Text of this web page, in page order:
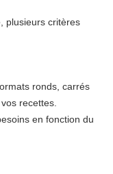
plusieurs critères
ronds, carrés
recettes.
en fonction du